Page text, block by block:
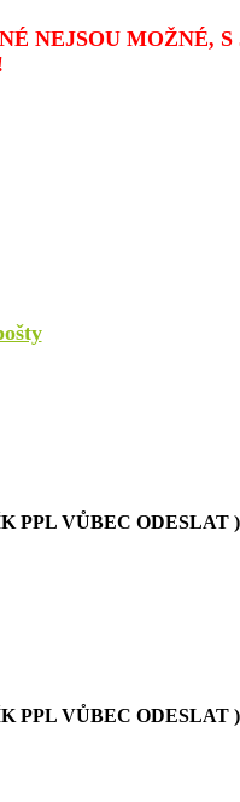
NEJSOU MOŽNÉ,
PPL VŮBEC ODESLAT )
PPL VŮBEC ODESLAT )